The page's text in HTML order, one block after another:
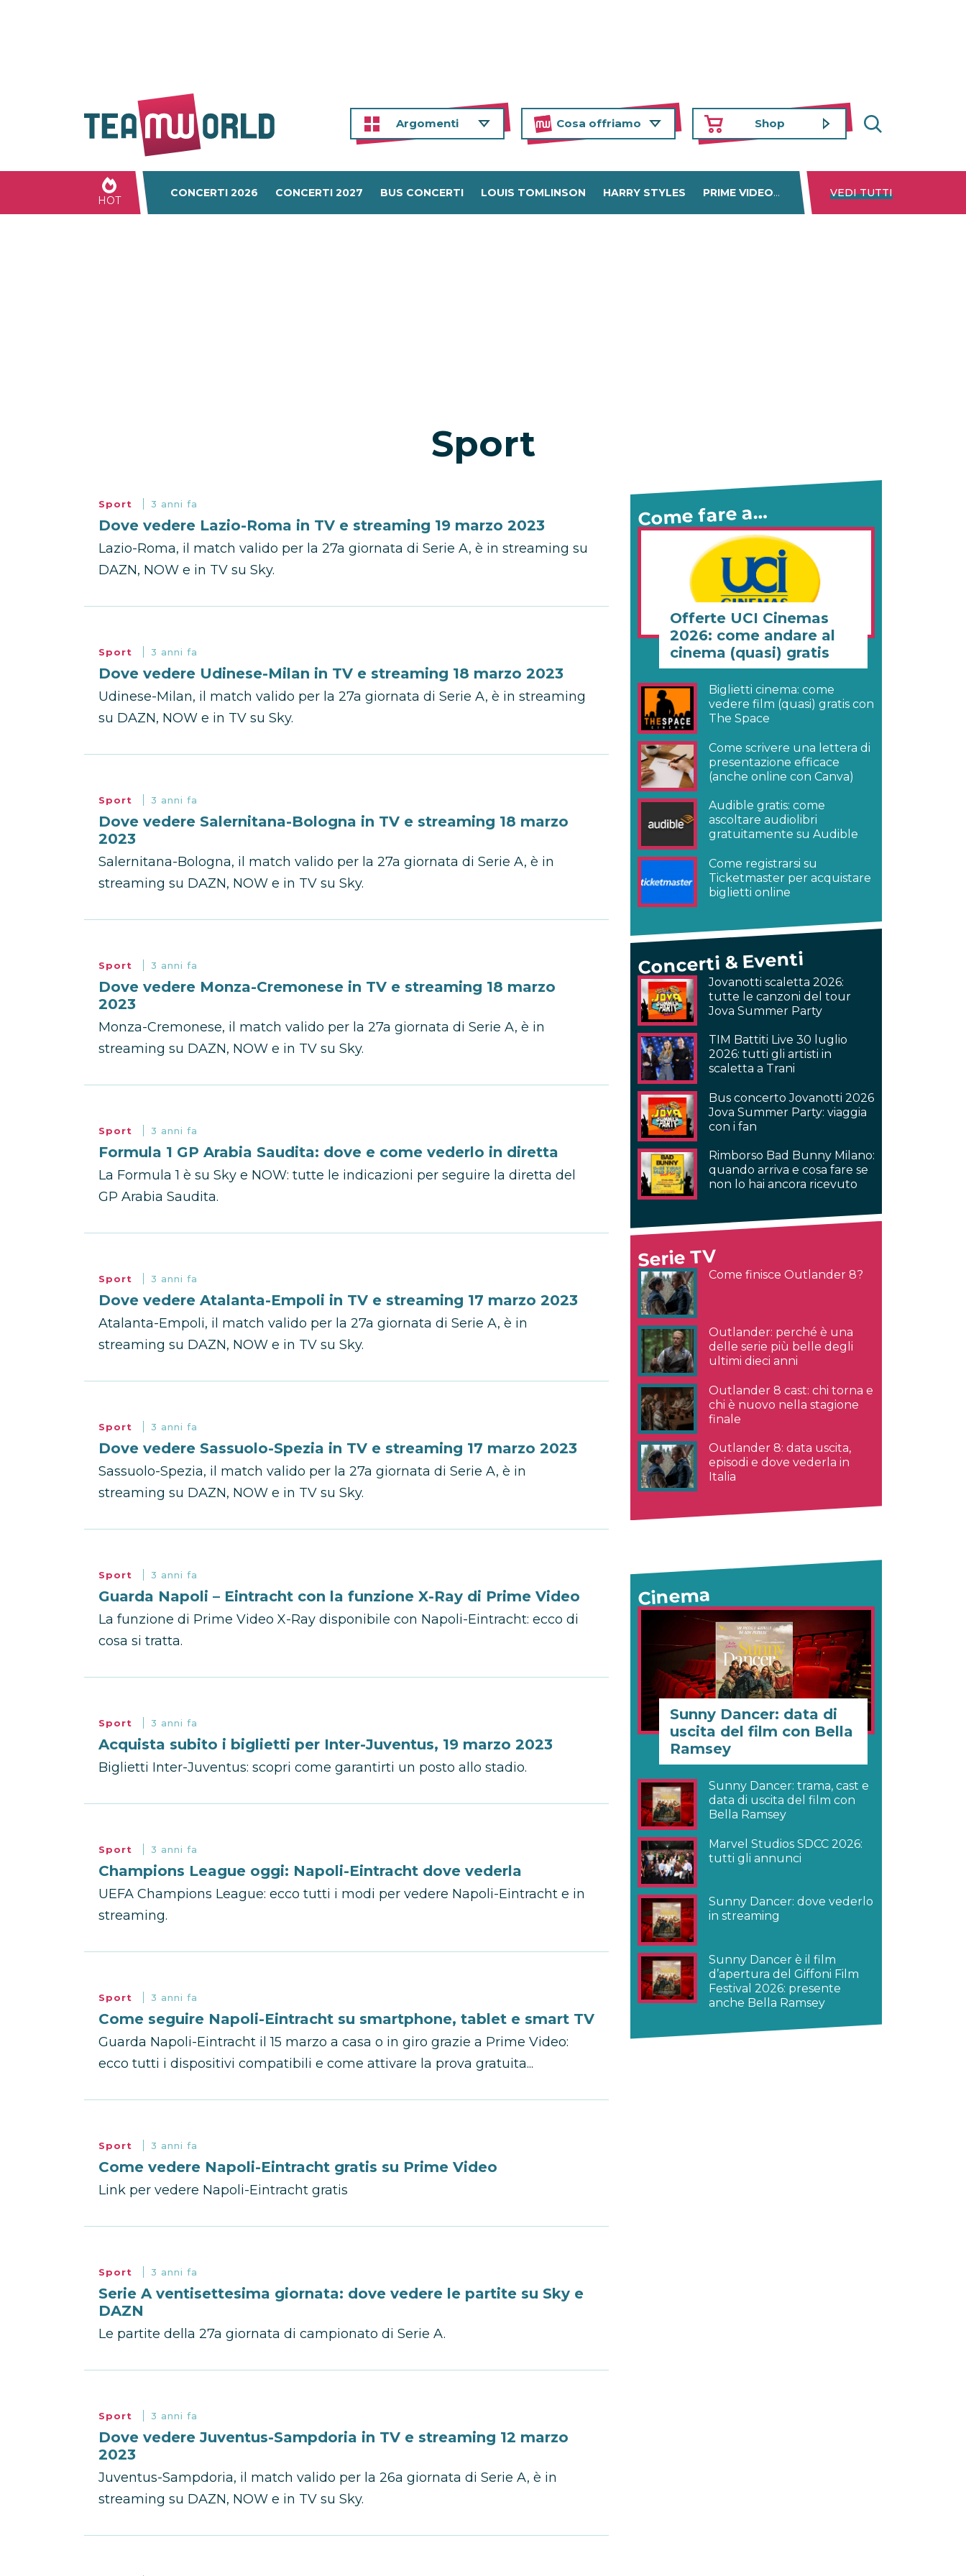
Argomenti Cosa offriamo Shop
HOT
CONCERTI 2026 CONCERTI 2027 BUS CONCERTI LOUIS TOMLINSON HARRY STYLES PRIME VIDEO DISNEY+ NETFLIX
VEDI TUTTI
Sport
Sport 3 anni fa
Dove vedere Lazio-Roma in TV e streaming 19 marzo 2023
Lazio-Roma, il match valido per la 27a giornata di Serie A, è in streaming su
DAZN, NOW e in TV su Sky.
Sport 3 anni fa
Dove vedere Udinese-Milan in TV e streaming 18 marzo 2023
Udinese-Milan, il match valido per la 27a giornata di Serie A, è in streaming
su DAZN, NOW e in TV su Sky.
Sport 3 anni fa
Dove vedere Salernitana-Bologna in TV e streaming 18 marzo
2023
Salernitana-Bologna, il match valido per la 27a giornata di Serie A, è in
streaming su DAZN, NOW e in TV su Sky.
Sport 3 anni fa
Dove vedere Monza-Cremonese in TV e streaming 18 marzo
2023
Monza-Cremonese, il match valido per la 27a giornata di Serie A, è in
streaming su DAZN, NOW e in TV su Sky.
Sport 3 anni fa
Formula 1 GP Arabia Saudita: dove e come vederlo in diretta
La Formula 1 è su Sky e NOW: tutte le indicazioni per seguire la diretta del
GP Arabia Saudita.
Sport 3 anni fa
Dove vedere Atalanta-Empoli in TV e streaming 17 marzo 2023
Atalanta-Empoli, il match valido per la 27a giornata di Serie A, è in
streaming su DAZN, NOW e in TV su Sky.
Sport 3 anni fa
Dove vedere Sassuolo-Spezia in TV e streaming 17 marzo 2023
Sassuolo-Spezia, il match valido per la 27a giornata di Serie A, è in
streaming su DAZN, NOW e in TV su Sky.
Sport 3 anni fa
Guarda Napoli – Eintracht con la funzione X-Ray di Prime Video
La funzione di Prime Video X-Ray disponibile con Napoli-Eintracht: ecco di
cosa si tratta.
Sport 3 anni fa
Acquista subito i biglietti per Inter-Juventus, 19 marzo 2023
Biglietti Inter-Juventus: scopri come garantirti un posto allo stadio.
Sport 3 anni fa
Champions League oggi: Napoli-Eintracht dove vederla
UEFA Champions League: ecco tutti i modi per vedere Napoli-Eintracht e in
streaming.
Sport 3 anni fa
Come seguire Napoli-Eintracht su smartphone, tablet e smart TV
Guarda Napoli-Eintracht il 15 marzo a casa o in giro grazie a Prime Video:
ecco tutti i dispositivi compatibili e come attivare la prova gratuita...
Sport 3 anni fa
Come vedere Napoli-Eintracht gratis su Prime Video
Link per vedere Napoli-Eintracht gratis
Sport 3 anni fa
Serie A ventisettesima giornata: dove vedere le partite su Sky e
DAZN
Le partite della 27a giornata di campionato di Serie A.
Sport 3 anni fa
Dove vedere Juventus-Sampdoria in TV e streaming 12 marzo
2023
Juventus-Sampdoria, il match valido per la 26a giornata di Serie A, è in
streaming su DAZN, NOW e in TV su Sky.
Come fare a…
Offerte UCI Cinemas
2026: come andare al
cinema (quasi) gratis
Biglietti cinema: come
vedere film (quasi) gratis con
The Space
Come scrivere una lettera di
presentazione efficace
(anche online con Canva)
Audible gratis: come
ascoltare audiolibri
gratuitamente su Audible
Come registrarsi su
Ticketmaster per acquistare
biglietti online
Concerti & Eventi
Jovanotti scaletta 2026:
tutte le canzoni del tour
Jova Summer Party
TIM Battiti Live 30 luglio
2026: tutti gli artisti in
scaletta a Trani
Bus concerto Jovanotti 2026
Jova Summer Party: viaggia
con i fan
Rimborso Bad Bunny Milano:
quando arriva e cosa fare se
non lo hai ancora ricevuto
Serie TV
Come finisce Outlander 8?
Outlander: perché è una
delle serie più belle degli
ultimi dieci anni
Outlander 8 cast: chi torna e
chi è nuovo nella stagione
finale
Outlander 8: data uscita,
episodi e dove vederla in
Italia
Cinema
Sunny Dancer: data di
uscita del film con Bella
Ramsey
Sunny Dancer: trama, cast e
data di uscita del film con
Bella Ramsey
Marvel Studios SDCC 2026:
tutti gli annunci
Sunny Dancer: dove vederlo
in streaming
Sunny Dancer è il film
d’apertura del Giffoni Film
Festival 2026: presente
anche Bella Ramsey